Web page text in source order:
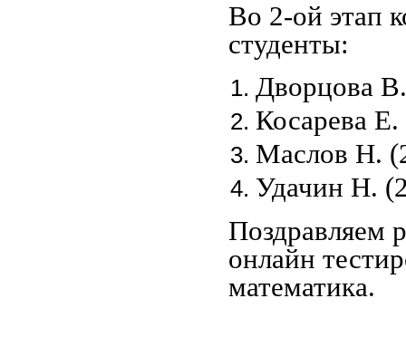
Во 2-ой этап
студенты:
Дворцова
Косарева
Маслов Н.
Удачин Н.
Поздравляем
онлайн
математика.